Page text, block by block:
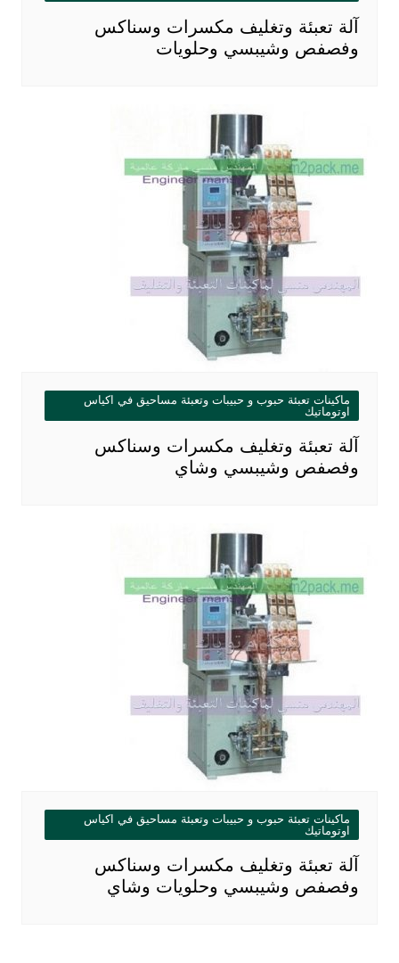
آلة تعبئة وتغليف مكسرات وسناكس
وفصفص وشيبسي وحلويات
ماكينات تعبئة حبوب و حبيبات وتعبئة مساحيق في اكياس
اوتوماتيك
آلة تعبئة وتغليف مكسرات وسناكس
وفصفص وشيبسي وشاي
ماكينات تعبئة حبوب و حبيبات وتعبئة مساحيق في اكياس
اوتوماتيك
آلة تعبئة وتغليف مكسرات وسناكس
وفصفص وشيبسي وحلويات وشاي